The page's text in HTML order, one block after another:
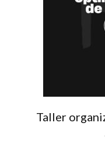
Taller